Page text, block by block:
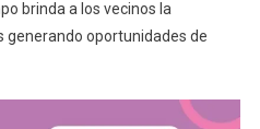
brinda a los vecinos la
generando oportunidades de